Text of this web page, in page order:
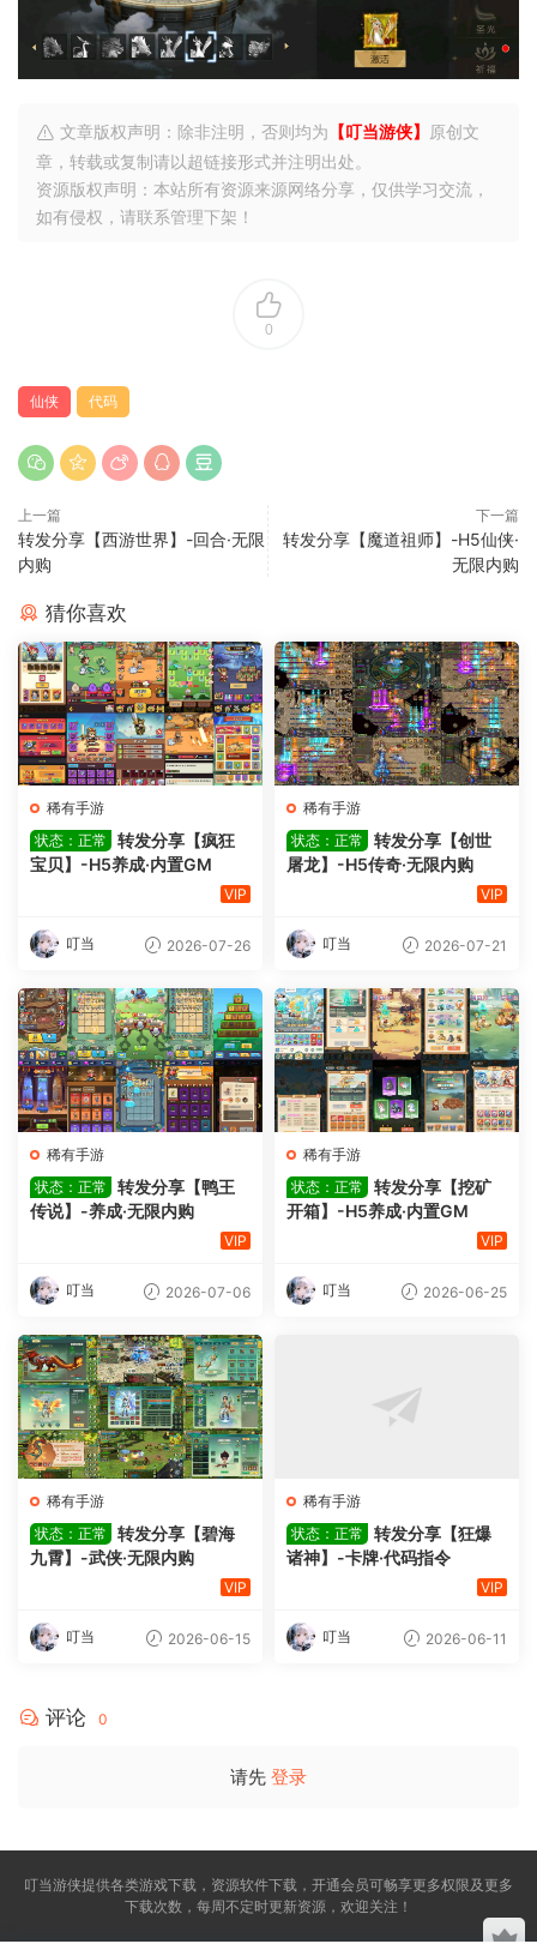
文章版权声明：除非注明，否则均为 【叮当游侠】
原创文
章，转载或复制请以超链接形式并注明出处。
资源版权声明：本站所有资源来源网络分享，仅供学习交流，
如有侵权，请联系管理下架！
0
仙侠 代码
上一篇
转发分享【西游世界】-回合·无限
内购
下一篇
转发分享【魔道祖师】-H5仙侠·
无限内购
猜你喜欢
稀有手游
状态：正常
转发分享【疯狂
宝贝】-H5养成·内置GM
VIP
叮当 2026-07-26
稀有手游
状态：正常
转发分享【创世
屠龙】-H5传奇·无限内购
VIP
叮当 2026-07-21
稀有手游
状态：正常
转发分享【鸭王
传说】-养成·无限内购
VIP
叮当 2026-07-06
稀有手游
状态：正常
转发分享【挖矿
开箱】-H5养成·内置GM
VIP
叮当 2026-06-25
稀有手游
状态：正常
转发分享【碧海
九霄】-武侠·无限内购
VIP
叮当 2026-06-15
稀有手游
状态：正常
转发分享【狂爆
诸神】-卡牌·代码指令
VIP
叮当 2026-06-11
评论 0
请先 登录
叮当游侠提供各类游戏下载，资源软件下载，开通会员可畅享更多权限及更多
下载次数，每周不定时更新资源，欢迎关注！